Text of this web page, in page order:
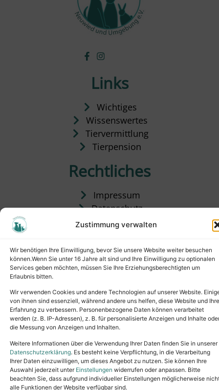
Zustimmung verwalten
Wir benötigen Ihre Einwilligung, bevor Sie unsere Website weiter besuchen
können.Wenn Sie unter 16 Jahre alt sind und Ihre Einwilligung zu optionalen
Services geben möchten, müssen Sie Ihre Erziehungsberechtigten um
Erlaubnis bitten.
Wir verwenden Cookies und andere Technologien auf unserer Website.
von ihnen sind essenziell, während andere uns helfen, diese Website und Ihre
Erfahrung zu verbessern. Personenbezogene Daten können verarbeitet
werden (z. B. IP-Adressen), z. B. für personalisierte Anzeigen und Inhalte
die Messung von Anzeigen und Inhalten.
Weitere Informationen über die Verwendung Ihrer Daten finden Sie in unserer
Datenschutzerklärung. Es besteht keine Verpflichtung, in die Verarbeitung
Ihrer Daten einzuwilligen, um dieses Angebot zu nutzen. Sie können Ihre
Auswahl jederzeit unter Einstellungen widerrufen oder anpassen. Bitte
beachten Sie, dass aufgrund individueller Einstellungen möglicherweise
alle Funktionen der Website verfügbar sind.
Links
Wichtiges
Wissenswertes
Tiervermittlung
Tierpension
Rechtliches
Impressum
Datenschutz
Satzung
Copyright © 2024. All rights reserved.
Tel.: (02631) 55356buero@tierheim-neuwied.de
Ludwigshof 1, 56567 Neuwied